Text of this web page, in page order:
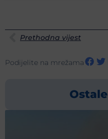
Prethodna vijest
Podijelite na mrežama